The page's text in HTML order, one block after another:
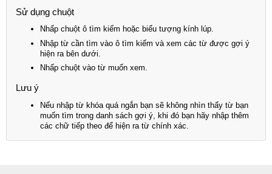
Sử dụng chuột
Nhấp chuột ô tìm kiếm hoặc biểu tượng kính lúp.
Nhập từ cần tìm vào ô tìm kiếm và xem các từ được gợi ý
hiện ra bên dưới.
Nhấp chuột vào từ muốn xem.
Lưu ý
Nếu nhập từ khóa quá ngắn bạn sẽ không nhìn thấy từ bạn
muốn tìm trong danh sách gợi ý, khi đó bạn hãy nhập thêm
các chữ tiếp theo để hiện ra từ chính xác.